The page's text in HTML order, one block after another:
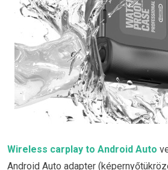
Wireless carplay to Android Auto
Android Auto adapter